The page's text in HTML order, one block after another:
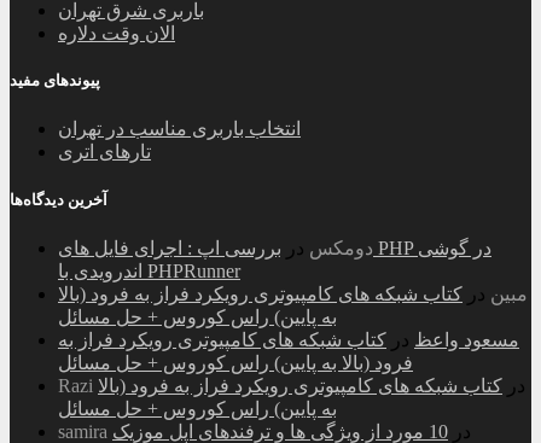
باربری شرق تهران
الان وقت دلاره
پیوندهای مفید
انتخاب باربری مناسب در تهران
تارهای اتری
آخرین دیدگاه‌ها
دومکس در بررسی اپ : اجرای فایل های PHP در گوشی
اندرویدی با PHPRunner
مبین در کتاب شبکه های کامپیوتری رویکرد فراز به فرود (بالا
به پایین) راس کوروس + حل مسائل
مسعود واعظ در کتاب شبکه های کامپیوتری رویکرد فراز به
فرود (بالا به پایین) راس کوروس + حل مسائل
Razi
در کتاب شبکه های کامپیوتری رویکرد فراز به فرود (بالا
به پایین) راس کوروس + حل مسائل
samira
در 10 مورد از ویژگی ها و ترفندهای اپل موزیک